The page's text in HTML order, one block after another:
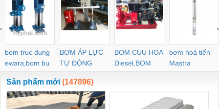
bom truc dung
ewara,bom bu
ewara
BƠM ÁP LỰC
TỰ ĐỘNG
BOM CUU HOA
Diesel,BOM
CHUA CHAY
bơm hoả tiển
Mastra
‹ ›
Sản phẩm mới (147896)